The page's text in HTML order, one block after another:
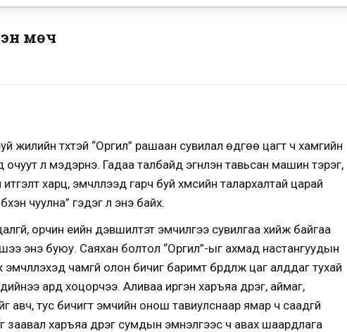
мөч
түүхтэй “Оргил” рашаан сувилал өдгөө цагт ч хамгийн
очуут л мэдэрнэ. Гадаа талбайд эгнүүлэн тавьсан машин тэрэг,
харц, эмчлүүлээд гарч буй хүмүүсийн талархалтай царай
чуулна” гэдэг л энэ байх.
орчин үеийн дэвшилтэт эмчилгээ сувилгаа хийж байгаа
энэ буюу. Саяхан болтол “Оргил”-ыг ахмад настангуудын
чамгүй олон бичиг баримт бүрдүүлж цаг алддаг тухай
ард хоцорчээ. Аливаа иргэн харъяа дүүрэг, аймаг,
авч, тус бичигт эмчийн онош тавиулснаар ямар ч саадгүй
заавал харъяа дүүрэг сумдын эмнэлгээс ч авах шаардлага